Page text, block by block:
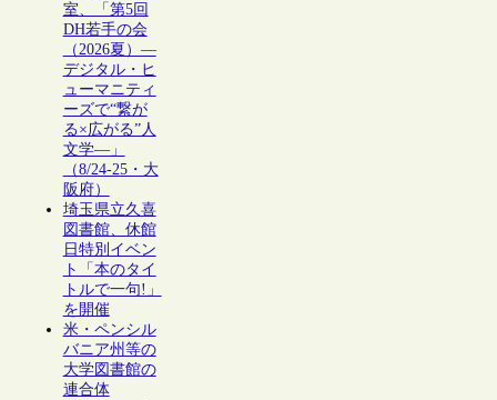
室、「第5回
DH若手の会
（2026夏）―
デジタル・ヒ
ューマニティ
ーズで“繋が
る×広がる”人
文学―」
（8/24-25・大
阪府）
埼玉県立久喜
図書館、休館
日特別イベン
ト「本のタイ
トルで一句!」
を開催
米・ペンシル
バニア州等の
大学図書館の
連合体